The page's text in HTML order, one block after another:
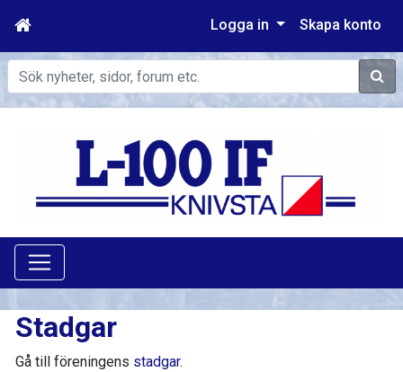
Logga in Skapa konto
Sök
Stadgar
Gå till föreningens stadgar.